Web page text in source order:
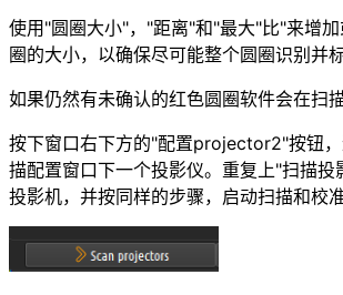
使用"圆圈大小"，"距离"和"最大"比"来增
圈的大小，以确保尽可能整个圆圈识别并
如果仍然有未确认的红色圆圈软件会在扫
按下窗口右下方的"配置projector2"按钮
描配置窗口下一个投影仪。重复上"扫描投
投影机，并按同样的步骤，启动扫描和校准